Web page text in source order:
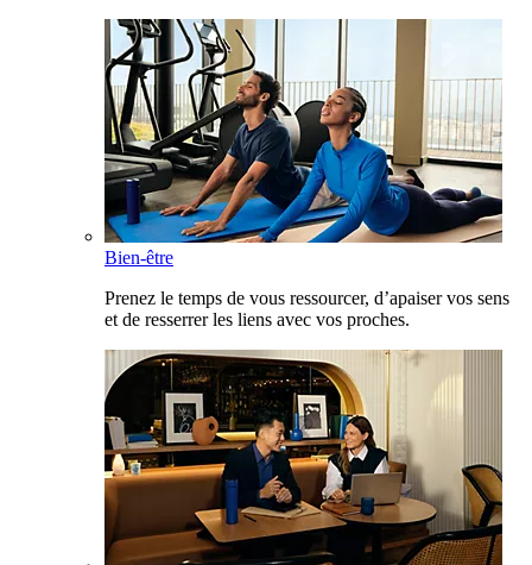
Bien-être
Prenez le temps de vous ressourcer, d’apaiser vos sens
et de resserrer les liens avec vos proches.